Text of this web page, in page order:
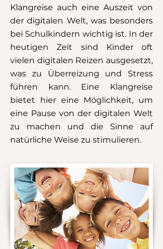
Klangreise auch eine Auszeit von
der digitalen Welt, was besonders
bei Schulkindern wichtig ist. In der
heutigen Zeit sind Kinder oft
vielen digitalen Reizen ausgesetzt,
was zu Überreizung und Stress
führen kann. Eine Klangreise
bietet hier eine Möglichkeit, um
eine Pause von der digitalen Welt
zu machen und die Sinne auf
natürliche Weise zu stimulieren.